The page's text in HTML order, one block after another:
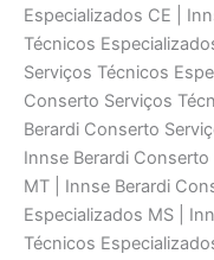
Especializados CE |
Técnicos
Serviços Técnicos
Conserto Serviços
Berardi Conserto
Innse Berardi
MT | Innse Berardi
Especializados MS |
Técnicos